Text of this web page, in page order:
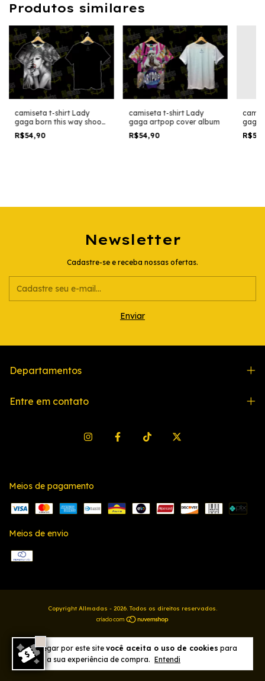
Ao navegar por este site você aceita o uso de cookies para
agilizar a sua experiência de compra. Entendi
Produtos similares
camiseta t-shirt Lady
gaga born this way shoot
one
R$54,90
camiseta t-shirt Lady
gaga artpop cover album
R$54,90
gaga
Newsletter
Cadastre-se e receba nossas ofertas.
Departamentos
Entre em contato
Meios de pagamento
Meios de envio
Copyright Allmadas - 2026. Todos os direitos reservados.